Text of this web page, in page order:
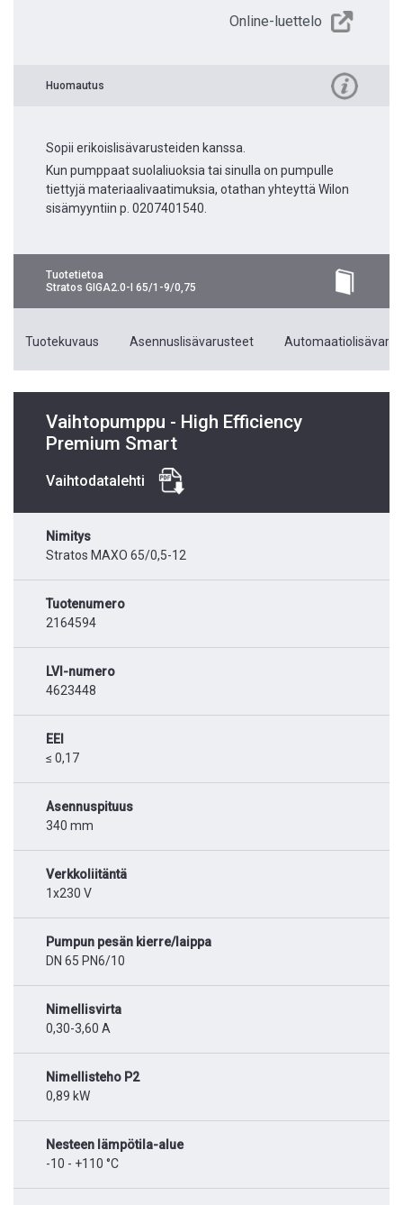
Online-luettelo
Huomautus
Sopii erikoislisävarusteiden kanssa.
Kun pumppaat suolaliuoksia tai sinulla on pumpulle
tiettyjä materiaalivaatimuksia, otathan yhteyttä Wilon
sisämyyntiin p. 0207401540.
Tuotetietoa
Stratos GIGA2.0-I 65/1-9/0,75
Tuotekuvaus Asennuslisävarusteet
Vaihtopumppu - High Efficiency
Premium Smart
Vaihtodatalehti
Nimitys
Stratos MAXO 65/0,5-12
Tuotenumero
2164594
LVI-numero
4623448
EEI
≤ 0,17
Asennuspituus
340 mm
Verkkoliitäntä
1x230 V
Pumpun pesän kierre/laippa
DN 65 PN6/10
Nimellisvirta
0,30-3,60 A
Nimellisteho P2
0,89 kW
Nesteen lämpötila-alue
-10 - +110 °C